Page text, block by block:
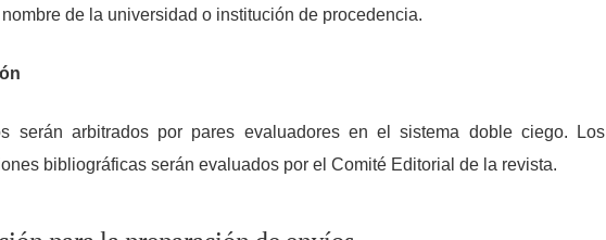
de la universidad o institución de procedencia.
serán arbitrados por pares evaluadores en el sistema doble ciego. Los
bibliográficas serán evaluados por el Comité Editorial de la revista.